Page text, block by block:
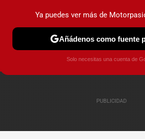
PRUEBAS COCHES ELÉCTRICOS
Ya puedes ver más de
Añádenos como fuente
Solo necesitas una cuenta de